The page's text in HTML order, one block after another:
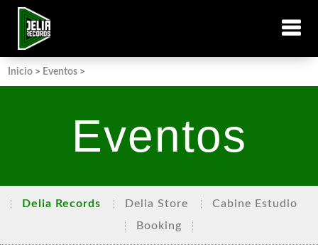
Inicio > Eventos >
Eventos
Delia Records Delia Store
Cabine Estudio
Booking